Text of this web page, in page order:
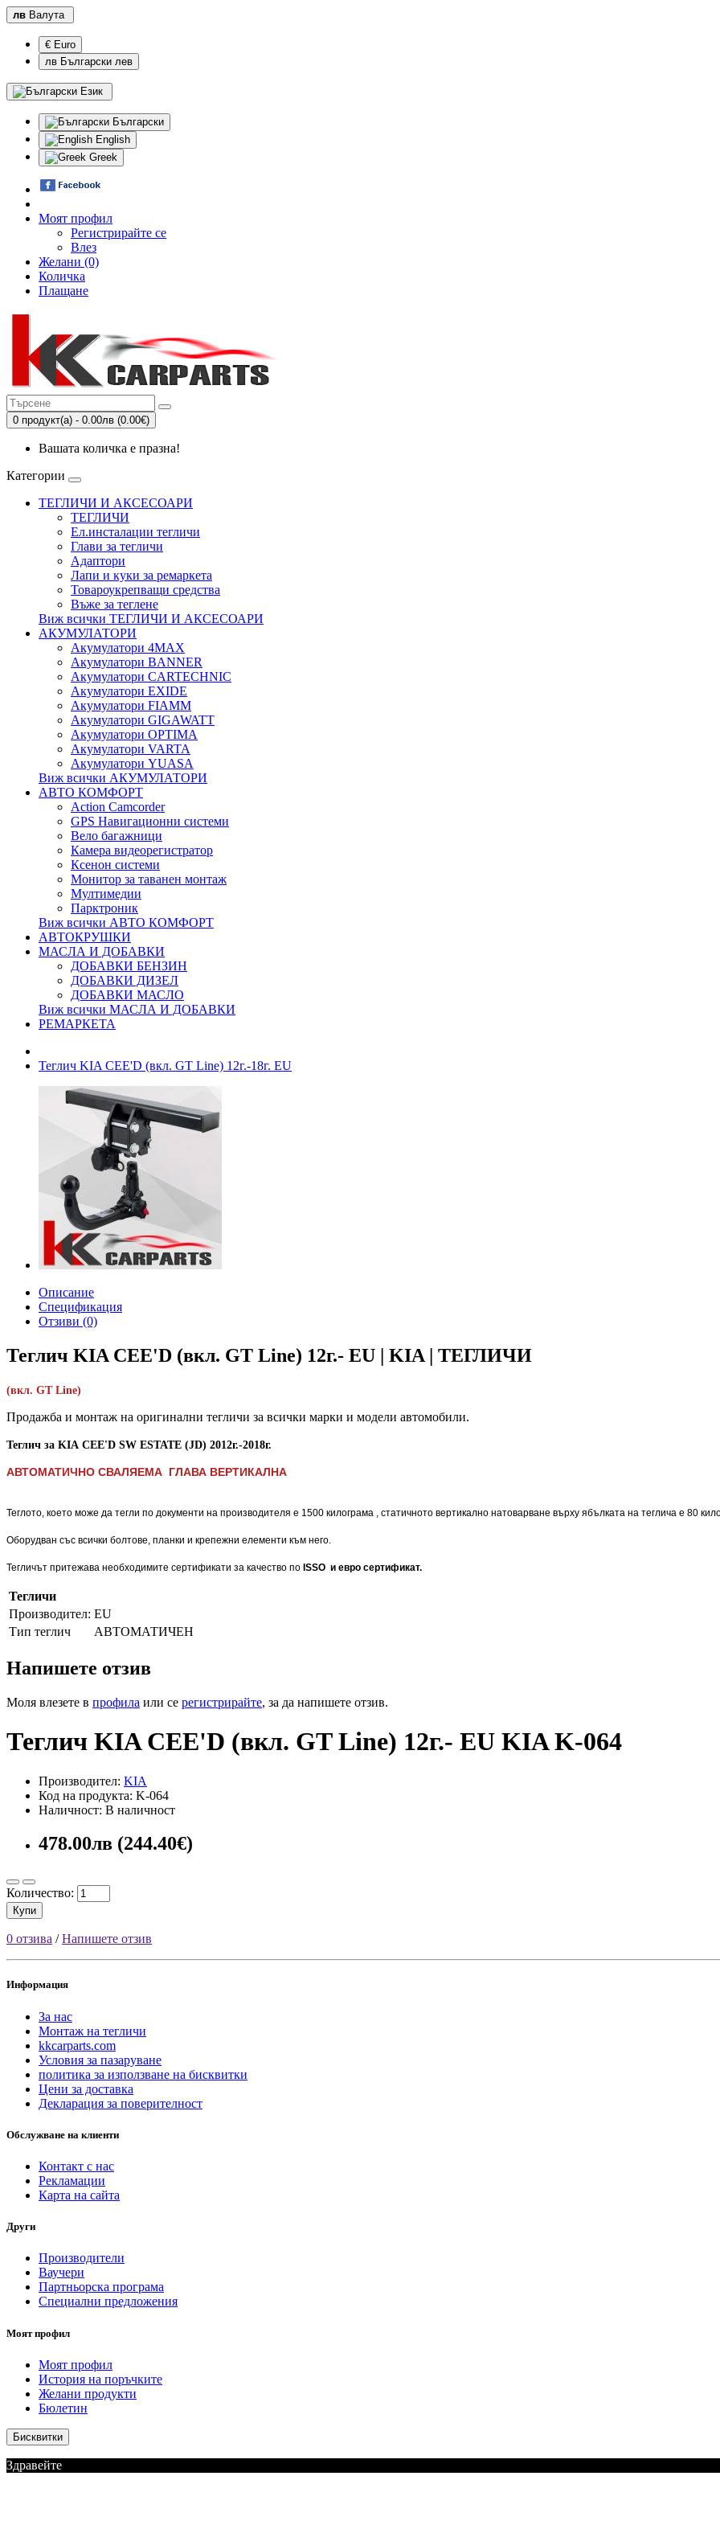
лв Валута
€ Euro
лв Български лев
Език
Български
English
Greek
Моят профил
Регистрирайте се
Влез
Желани (0)
Количка
Плащане
0 продукт(а) - 0.00лв (0.00€)
Вашата количка е празна!
Категории
ТЕГЛИЧИ И АКСЕСОАРИ
ТЕГЛИЧИ
Eл.инсталации тегличи
Глави за тегличи
Адаптори
Лапи и куки за ремаркета
Товароукрепващи средства
Въже за теглене
Виж всички ТЕГЛИЧИ И АКСЕСОАРИ
АКУМУЛАТОРИ
Акумулатори 4MAX
Акумулатори BANNER
Акумулатори CARTECHNIC
Акумулатори EXIDE
Акумулатори FIAMM
Акумулатори GIGAWATT
Акумулатори OPTIMA
Акумулатори VARTA
Акумулатори YUASA
Виж всички АКУМУЛАТОРИ
АВТО КОМФОРТ
Action Camcorder
GPS Навигационни системи
Вело багажници
Камера видеорегистратор
Ксенон системи
Монитор за таванен монтаж
Мултимедии
Парктроник
Виж всички АВТО КОМФОРТ
АВТОКРУШКИ
МАСЛА И ДОБАВКИ
ДОБАВКИ БЕНЗИН
ДОБАВКИ ДИЗЕЛ
ДОБАВКИ МАСЛО
Виж всички МАСЛА И ДОБАВКИ
РЕМАРКЕТА
Теглич KIA CEE'D (вкл. GT Line) 12г.-18г. EU
Описание
Спецификация
Отзиви (0)
Теглич KIA CEE'D (вкл. GT Line) 12г.- EU | KIA | ТЕГЛИЧИ
(вкл. GT Line)
Продажба и монтаж на оригинални тегличи за всички марки и модели автомобили.
Теглич за KIA CEE'D SW ESTATE (JD) 2012г.-2018г.
АВТОМАТИЧНО СВАЛЯЕМА ГЛАВА ВЕРТИКАЛНА
Теглото, което може да тегли по документи на производителя е 1500 килограма , статичното вертикално натоварване върху ябълката на теглича е 80
Оборудван със всички болтове, планки и крепежни елементи към него.
Тегличът притежава необходимите сертификати за качество по ISSO и евро сертификат.
Тегличи
Производител: EU
Тип теглич
АВТОМАТИЧЕН
Напишете отзив
Моля влезете в профила или се регистрирайте, за да напишете отзив.
Теглич KIA CEE'D (вкл. GT Line) 12г.- EU KIA K-064
Производител: KIA
Код на продукта: K-064
Наличност: В наличност
478.00лв (244.40€)
Количество:
Купи
0 отзива /Напишете отзив
Информация
За нас
Монтаж на тегличи
kkcarparts.com
Условия за пазаруване
политика за използване на бисквитки
Цени за доставка
Декларация за поверителност
Обслужване на клиенти
Контакт с нас
Рекламации
Карта на сайта
Други
Производители
Ваучери
Партньорска програма
Специални предложения
Моят профил
Моят профил
История на поръчките
Желани продукти
Бюлетин
Бисквитки
Здравейте